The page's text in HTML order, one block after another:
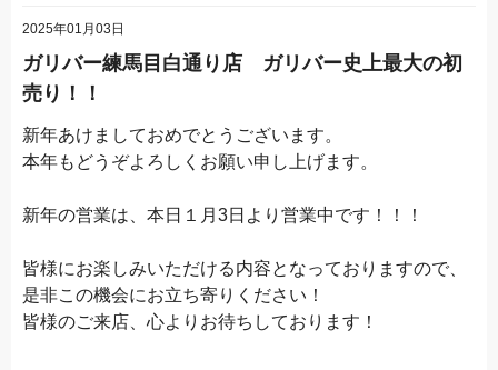
2025年01月03日
ガリバー練馬目白通り店 ガリバー史上最大の初
売り！！
新年あけましておめでとうございます。
本年もどうぞよろしくお願い申し上げます。
新年の営業は、本日１月3日より営業中です！！！
皆様にお楽しみいただける内容となっておりますので、
是非この機会にお立ち寄りください！
皆様のご来店、心よりお待ちしております！